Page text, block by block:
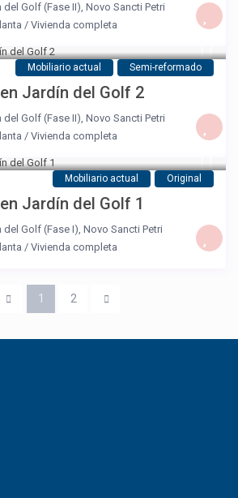
del Golf (Fase II),Novo Sancti Petri
/Vivienda completa
Mobiliario actual Semi-reformado
Jardín del Golf 2
del Golf (Fase II),Novo Sancti Petri
/Vivienda completa
Mobiliario actual Original
Jardín del Golf 1
del Golf (Fase I),Novo Sancti Petri
/Vivienda completa
1 2